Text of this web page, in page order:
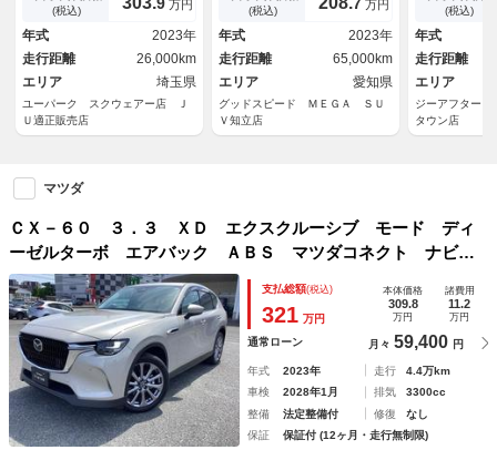
ラ・ＢＴオーディオ・パワーゲ
ート・ＬＥＤライト・ＡＣＣ・
ＬＫＡ・ＢＳＭ・ＥＴＣ・ＨＵ
Ｄ・Ｃソナー・本革シート・シ
ートヒーター
(税込) 万円
年式
2023年
走行距離
26,000km
エリア
埼玉県
ユーパーク スクウェアー店 Ｊ
Ｕ適正販売店
ンスソナー レーダクルーズコ
ントロール オートエアコン
ＥＴＣ
(税込) 万円
年式
2023年
走行距離
65,000km
エリア
愛知県
グッドスピード ＭＥＧＡ ＳＵ
Ｖ知立店
ラ 電動リア
ドスポットモ
ト シートエ
ーター レー
トロール
(税込)
年式
走行距離
エリア
ジーアフターＭ
タウン店
マツダ
ＣＸ－６０ ３．３ ＸＤ エクスクルーシブ モード ディ
ーゼルターボ エアバック ＡＢＳ マツダコネクト ナビ
３６０カメラ 地デジＴＶ シートヒータ 衝突軽減 ｉ－ｓ
ｔｏｐ １オナ 盗難防止装置 電動シート キーレス 黒革
シート オートエアコン スマートキー ＥＴＣ
支払総額(税込)
321 万円
本体価格
309.8
万円
諸費用
11.2
万円
通常ローン 月々 59,400 円
年式 2023年 走行
4.4万km
車検
2028年1月 排気
3300cc
整備
法定整備付 修復
なし
保証
保証付 (12ヶ月・走行無制限)